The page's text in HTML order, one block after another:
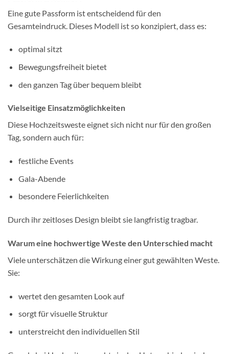
Eine gute Passform ist entscheidend für den
Gesamteindruck. Dieses Modell ist so konzipiert, dass es:
optimal sitzt
Bewegungsfreiheit bietet
den ganzen Tag über bequem bleibt
Vielseitige Einsatzmöglichkeiten
Diese Hochzeitsweste eignet sich nicht nur für den großen
Tag, sondern auch für:
festliche Events
Gala-Abende
besondere Feierlichkeiten
Durch ihr zeitloses Design bleibt sie langfristig tragbar.
Warum eine hochwertige Weste den Unterschied macht
Viele unterschätzen die Wirkung einer gut gewählten Weste.
Sie:
wertet den gesamten Look auf
sorgt für visuelle Struktur
unterstreicht den individuellen Stil